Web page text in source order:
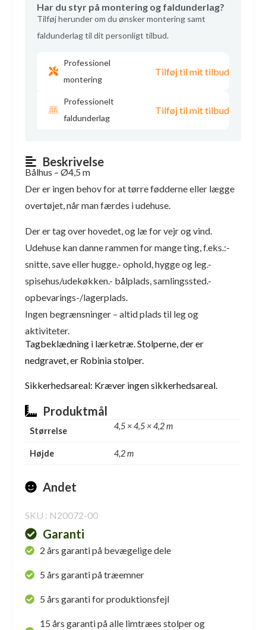
Har du styr på montering og faldunderlag?
Tilføj herunder om du ønsker montering samt
faldunderlag til dit personligt tilbud.
Professionel
montering
Tilføj til mit tilbud
Professionelt
faldunderlag
Tilføj til mit tilbud
Beskrivelse
Bålhus – Ø4,5 m
Der er ingen behov for at tørre fødderne eller lægge
overtøjet, når man færdes i udehuse.
Der er tag over hovedet, og læ for vejr og vind.
Udehuse kan danne rammen for mange ting, f.eks.:-
snitte, save eller hugge.- ophold, hygge og leg.-
spisehus/udekøkken.- bålplads, samlingssted.-
opbevarings-/lagerplads.
Ingen begrænsninger – altid plads til leg og
aktiviteter.
Tagbeklædning i lærketræ. Stolperne, der er
nedgravet, er Robinia stolper.
Sikkerhedsareal: Kræver ingen sikkerhedsareal.
Produktmål
Størrelse 4,5 × 4,5 × 4,2 m
Højde 4,2 m
Andet
SKU : N20072-00
Garanti
2 års garanti på bevægelige dele
5 års garanti på træemner
5 års garanti for produktionsfejl
15 års garanti på alle limtræes stolper og